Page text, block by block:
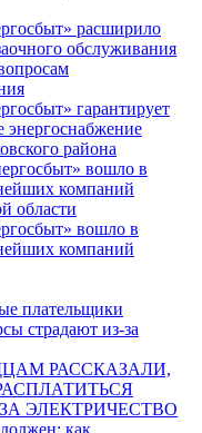
расширило
обслуживания
гарантирует
энергоснабжение
района
вошло в
компаний
области
вошло в
компаний
плательщики
страдают из-за
РАССКАЗАЛИ,
ЭЛЕКТРИЧЕСТВО